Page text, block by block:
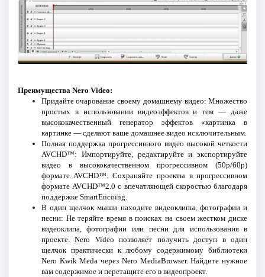
Преимущества Nero Video:
Придайте очарование своему домашнему видео: Множество
простых в использовании видеоэффектов и тем — даже
высококачественный генератор эффектов «картинка в
картинке — сделают ваше домашнее видео исключительным.
Полная поддержка прогрессивного видео высокой четкости
AVCHD™: Импортируйте, редактируйте и экспортируйте
видео в высококачественном прогрессивном (50p/60p)
формате AVCHD™. Сохраняйте проекты в прогрессивном
формате AVCHD™2.0 с впечатляющей скоростью благодаря
поддержке SmartEncoing.
В один щелчок мыши находите видеоклипы, фотографии и
песни: Не теряйте время в поисках на своем жестком диске
видеоклипа, фотографии или песни для использования в
проекте. Nero Video позволяет получить доступ в один
щелчок практически к любому содержимому библиотеки
Nero Kwik Meda через Nero MediaBrowser. Найдите нужное
вам содержимое и перетащите его в видеопроект.